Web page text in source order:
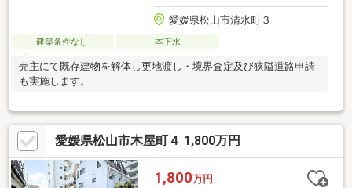
愛媛県松山市清水町３
建築条件なし 本下水
売主にて既存建物を解体し更地渡し・境界査定及び狭隘道路申請
も実施します。
愛媛県松山市木屋町４ 1,800万円
1,800万円